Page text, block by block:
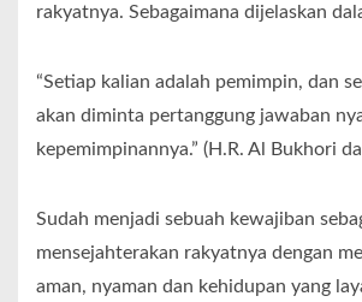
rakyatnya. Sebagaimana dijelaskan
“Setiap kalian adalah pemimpin, dan
akan diminta pertanggung jawaban
kepemimpinannya.” (H.R. Al Bukhori
Sudah menjadi sebuah kewajiban
mensejahterakan rakyatnya dengan
aman, nyaman dan kehidupan yang